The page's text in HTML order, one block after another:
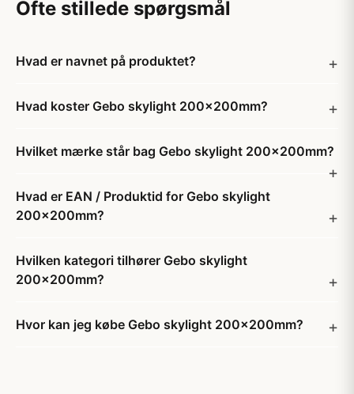
Ofte stillede spørgsmål
Hvad er navnet på produktet?
Hvad koster Gebo skylight 200x200mm?
Hvilket mærke står bag Gebo skylight 200x200mm?
Hvad er EAN / Produktid for Gebo skylight
200x200mm?
Hvilken kategori tilhører Gebo skylight
200x200mm?
Hvor kan jeg købe Gebo skylight 200x200mm?